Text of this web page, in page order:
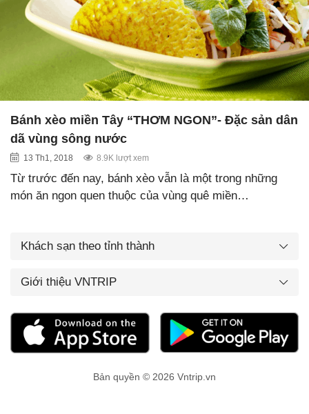
Bánh xèo miền Tây “THƠM NGON”- Đặc sản dân
dã vùng sông nước
13 Th1, 2018 8.9K lượt xem
Từ trước đến nay, bánh xèo vẫn là một trong những
món ăn ngon quen thuộc của vùng quê miền…
Khách sạn theo tỉnh thành
Giới thiệu VNTRIP
Bản quyền © 2026 Vntrip.vn